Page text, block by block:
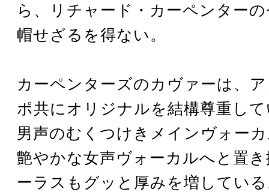
ら、リチャード・カーペンター
帽せざるを得ない。
カーペンターズのカヴァーは、
ポ共にオリジナルを結構尊重し
男声のむくつけきメインヴォー
艶やかな女声ヴォーカルへと置
ーラスもグッと厚みを増してい